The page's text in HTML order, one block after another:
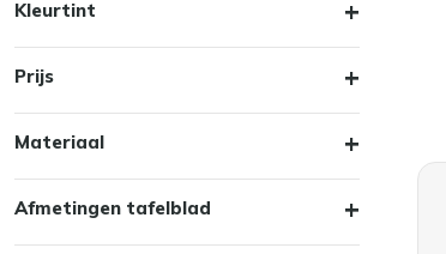
Kleurtint
Prijs
Materiaal
Afmetingen tafelblad